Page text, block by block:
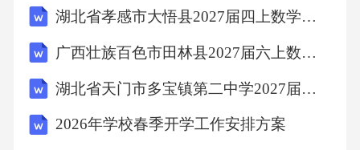
化的进程，会计学专业人士需要具备跨国公司
的财务知识和经验，以适应国际化的工作环
境。五、职业规划策略1.明确职业目标：设定明
确的职业目标，包括短期和长期目标，以便有
针对性地制定职业规划。2.提升技能：通过学习
湖北省孝感市大悟县2027届四上数学期末调研模拟试题含解析
广西壮族百色市田林县2027届六上数学期末经典试题含解析
湖北省天门市多宝镇第二中学2027届数学四上期末质量跟踪监视模拟试题含解析
2026年学校春季开学工作安排方案